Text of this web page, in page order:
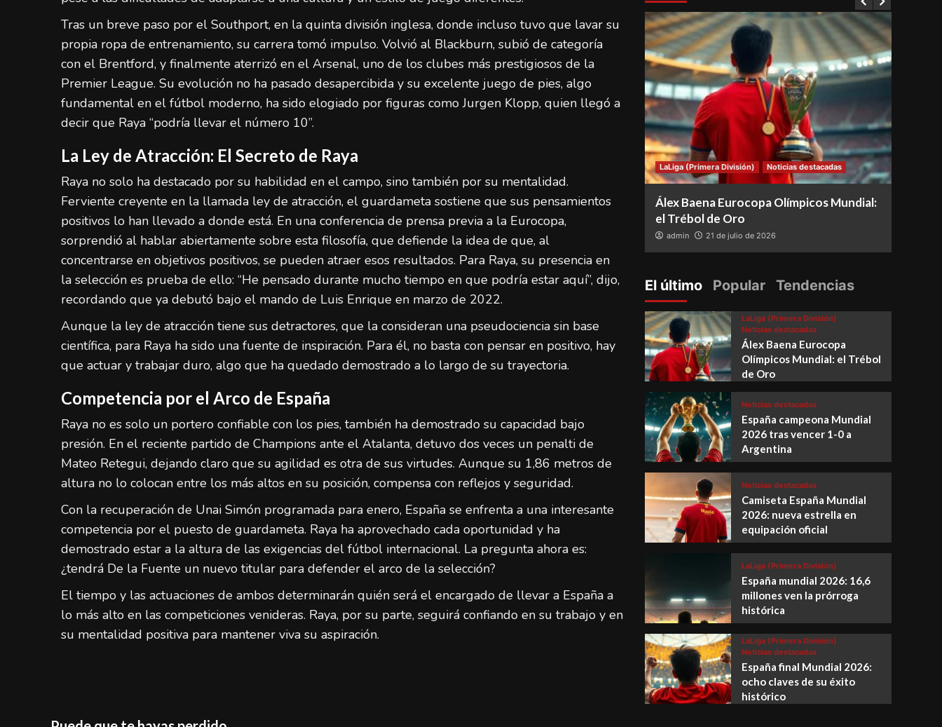
Tras un breve paso por el Southport, en la quinta división inglesa, donde incluso tuvo que lavar su
propia ropa de entrenamiento, su carrera tomó impulso. Volvió al Blackburn, subió de categoría
con el Brentford, y finalmente aterrizó en el Arsenal, uno de los clubes más prestigiosos de la
Premier League. Su evolución no ha pasado desapercibida y su excelente juego de pies, algo
fundamental en el fútbol moderno, ha sido elogiado por figuras como Jurgen Klopp, quien llegó a
decir que Raya “podría llevar el número 10”.
La Ley de Atracción: El Secreto de Raya
Raya no solo ha destacado por su habilidad en el campo, sino también por su mentalidad.
Ferviente creyente en la llamada ley de atracción, el guardameta sostiene que sus pensamientos
positivos lo han llevado a donde está. En una conferencia de prensa previa a la Eurocopa,
sorprendió al hablar abiertamente sobre esta filosofía, que defiende la idea de que, al
concentrarse en objetivos positivos, se pueden atraer esos resultados. Para Raya, su presencia en
la selección es prueba de ello: “He pensado durante mucho tiempo en que podría estar aquí”, dijo,
recordando que ya debutó bajo el mando de Luis Enrique en marzo de 2022.
Aunque la ley de atracción tiene sus detractores, que la consideran una pseudociencia sin base
científica, para Raya ha sido una fuente de inspiración. Para él, no basta con pensar en positivo, hay
que actuar y trabajar duro, algo que ha quedado demostrado a lo largo de su trayectoria.
Competencia por el Arco de España
Raya no es solo un portero confiable con los pies, también ha demostrado su capacidad bajo
presión. En el reciente partido de Champions ante el Atalanta, detuvo dos veces un penalti de
Mateo Retegui, dejando claro que su agilidad es otra de sus virtudes. Aunque su 1,86 metros de
altura no lo colocan entre los más altos en su posición, compensa con reflejos y seguridad.
Con la recuperación de Unai Simón programada para enero, España se enfrenta a una interesante
competencia por el puesto de guardameta. Raya ha aprovechado cada oportunidad y ha
demostrado estar a la altura de las exigencias del fútbol internacional. La pregunta ahora es:
¿tendrá De la Fuente un nuevo titular para defender el arco de la selección?
El tiempo y las actuaciones de ambos determinarán quién será el encargado de llevar a España a
lo más alto en las competiciones venideras. Raya, por su parte, seguirá confiando en su trabajo y en
su mentalidad positiva para mantener viva su aspiración.
España final Mundial 2026: ocho claves de
su éxito histórico
admin 20 de julio de 2026
LaLiga (Primera División) Noticias destacadas
Álex Baena Eurocopa Olímpicos Mundial:
el Trébol de Oro
admin 21 de julio de 2026
El último Popular Tendencias
LaLiga (Primera División)
Noticias destacadas
Álex Baena Eurocopa
Olímpicos Mundial: el Trébol
de Oro
Noticias destacadas
España campeona Mundial
2026 tras vencer 1-0 a
Argentina
Noticias destacadas
Camiseta España Mundial
2026: nueva estrella en
equipación oficial
LaLiga (Primera División)
España mundial 2026: 16,6
millones ven la prórroga
histórica
LaLiga (Primera División)
Noticias destacadas
España final Mundial 2026:
ocho claves de su éxito
histórico